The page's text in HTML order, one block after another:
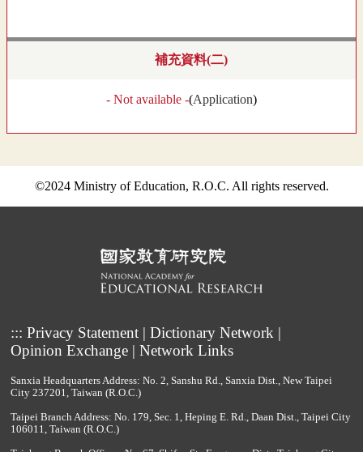
補充資料(二)
- Not available -(Application)
©2024 Ministry of Education, R.O.C. All rights reserved.
::: Privacy Statement| Dictionary Network|
Opinion Exchange| Network Links
Sanxia Headquarters Address: No. 2, Sanshu Rd., Sanxia Dist., New Taipei
City 237201, Taiwan (R.O.C.)
Taipei Branch Address: No. 179, Sec. 1, Heping E. Rd., Daan Dist., Taipei City
106011, Taiwan (R.O.C.)